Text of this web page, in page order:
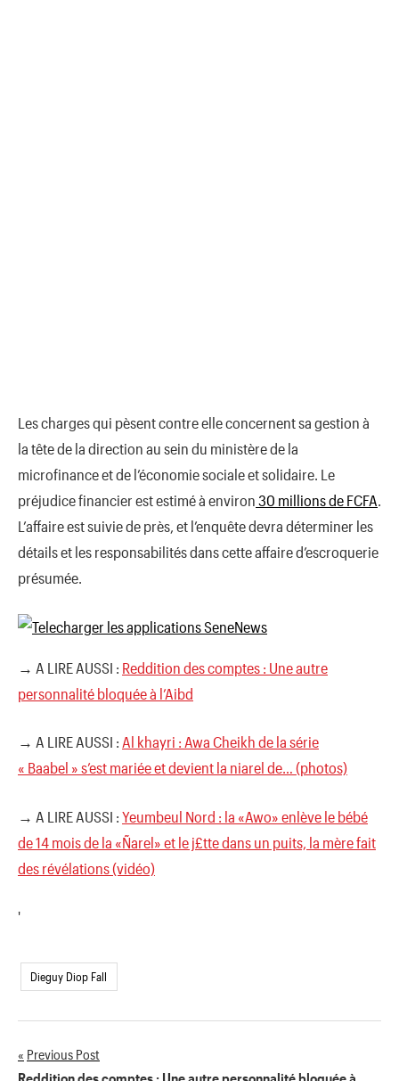
Les charges qui pèsent contre elle concernent sa gestion à
la tête de la direction au sein du ministère de la
microfinance et de l’économie sociale et solidaire. Le
préjudice financier est estimé à environ 30 millions de FCFA.
L’affaire est suivie de près, et l’enquête devra déterminer les
détails et les responsabilités dans cette affaire d’escroquerie
présumée.
→ A LIRE AUSSI : Reddition des comptes : Une autre
personnalité bloquée à l’Aibd
→ A LIRE AUSSI : Al khayri : Awa Cheikh de la série
« Baabel » s’est mariée et devient la niarel de… (photos)
→ A LIRE AUSSI : Yeumbeul Nord : la «Awo» enlève le bébé
de 14 mois de la «Ñarel» et le j£tte dans un puits, la mère fait
des révélations (vidéo)
'
Dieguy Diop Fall
Navigation
Previous Post